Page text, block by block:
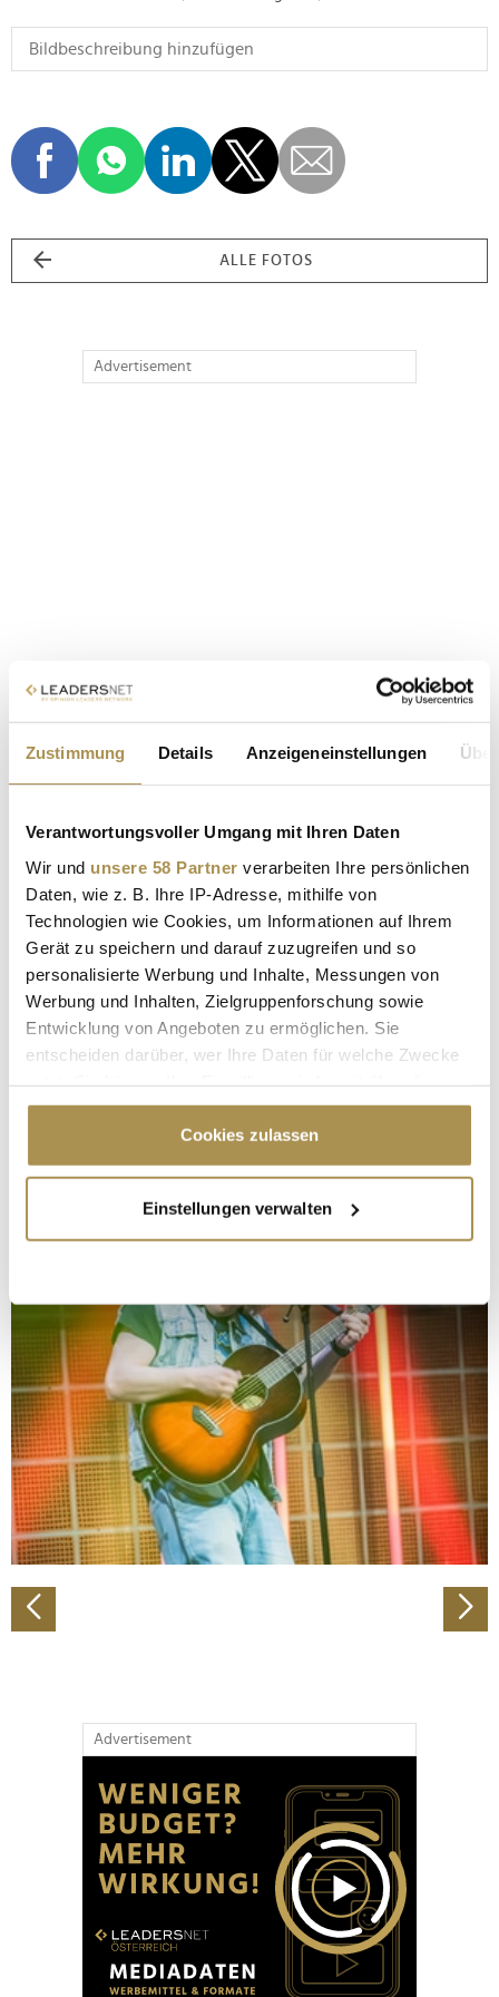
Zustimmung Details Anzeigeneinstellungen
Verantwortungsvoller Umgang mit Ihren Daten
Wir und unsere 58 Partner verarbeiten Ihre persönlichen
Daten, wie z. B. Ihre IP-Adresse, mithilfe von
Technologien wie Cookies, um Informationen auf Ihrem
Gerät zu speichern und darauf zuzugreifen und so
personalisierte Werbung und Inhalte, Messungen von
Werbung und Inhalten, Zielgruppenforschung sowie
Entwicklung von Angeboten zu ermöglichen. Sie
entscheiden darüber, wer Ihre Daten für welche Zwecke
Cookie-Erklärung oder durch Klicken auf das Privacy
Trigger Symbol ändern oder widerrufen
Informationen über Ihre geografische Lage
erfassen, welche bis auf einige Meter genau sein
bestimmten Merkmalen (Fingerprinting) identifizieren
Erfahren Sie mehr darüber, wie Ihre persönlichen Daten
verarbeitet werden, und legen Sie Ihre Präferenzen im
Abschnitt Einzelheitenfest.
Wir verwenden Cookies, um Inhalte und Anzeigen zu
personalisieren, Funktionen für soziale Medien anbieten
zu können und die Zugriffe auf unsere Website zu
analysieren. Außerdem geben wir Informationen zu Ihrer
Verwendung unserer Website an unsere Partner für
soziale Medien, Werbung und Analysen weiter. Unsere
Partner führen diese Informationen möglicherweise mit
Cookies zulassen
Einstellungen verwalten
ALLE FOTOS
Advertisement
Advertisement